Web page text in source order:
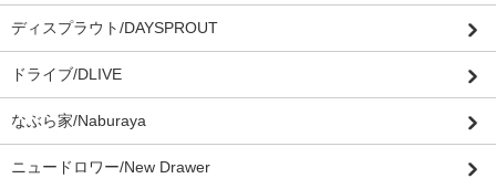
ディスプラウト/DAYSPROUT
ドライブ/DLIVE
なぶら家/Naburaya
ニュードロワー/New Drawer